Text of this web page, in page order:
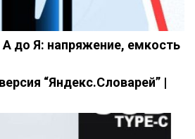
до Я: напряжение, емкость
“Яндекс.Словарей” |